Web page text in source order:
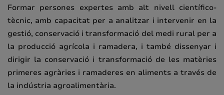
Formar persones expertes amb alt nivell científico-
tècnic, amb capacitat per a analitzar i intervenir en la
gestió, conservació i transformació del medi rural per a
la producció agrícola i ramadera, i també dissenyar i
dirigir la conservació i transformació de les matèries
primeres agràries i ramaderes en aliments a través de
la indústria agroalimentària.